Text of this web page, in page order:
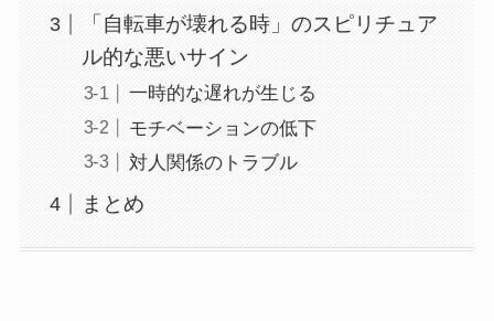
「自転車が壊れる時」のスピリチュア
ル的な悪いサイン
一時的な遅れが生じる
モチベーションの低下
対人関係のトラブル
まとめ